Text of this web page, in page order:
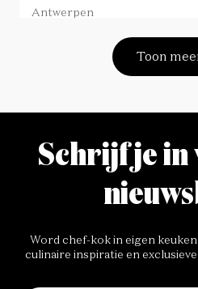
"Dankzij deze vezels is
Antwerpen
Toon
Schrijf je in
Word chef-kok in eigen
culinaire inspiratie en